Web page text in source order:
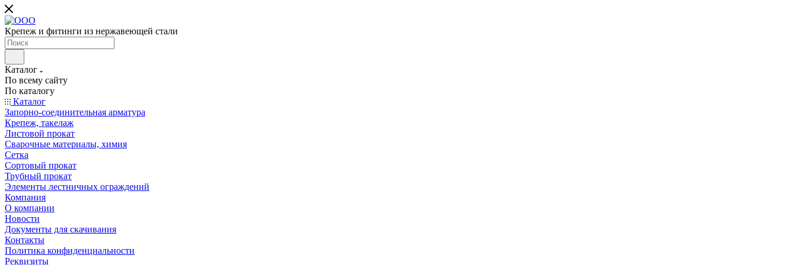
Крепеж и фитинги из нержавеющей стали
Каталог
По всему сайту
По каталогу
Каталог
Запорно-соединительная арматура
Крепеж, такелаж
Листовой прокат
Сварочные материалы, химия
Сетка
Сортовый прокат
Трубный прокат
Элементы лестничных ограждений
Компания
О компании
Новости
Документы для скачивания
Контакты
Политика конфиденциальности
Реквизиты